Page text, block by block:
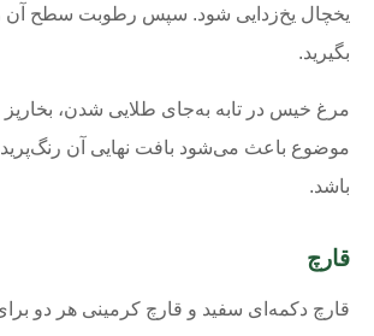
یخچال یخ‌زدایی شود. سپس رطوبت سطح آن را
بگیرید.
مرغ خیس در تابه به‌جای طلایی شدن،
موضوع باعث می‌شود بافت نهایی آن
باشد.
قارچ
قارچ دکمه‌ای سفید و قارچ کرمینی هر دو برای